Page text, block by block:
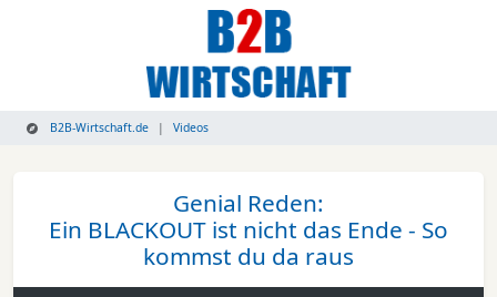
B2B-Wirtschaft.de Videos
Genial Reden:
Ein BLACKOUT ist nicht das Ende - So
kommst du da raus